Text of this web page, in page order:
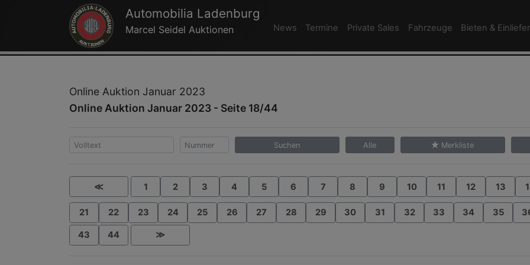
Automobilia Ladenburg
Marcel Seidel Auktionen News Termine Private Sales Fahrzeuge Bieten &
Online Auktion Januar 2023
Online Auktion Januar 2023 - Seite 18/44
Suchen Alle Merkliste
≪ 1 2 3 4 5 6 7 8 9 10 11 12 13
21 22 23 24 25 26 27 28 29 30 31 32 33 34 35
43 44 ≫